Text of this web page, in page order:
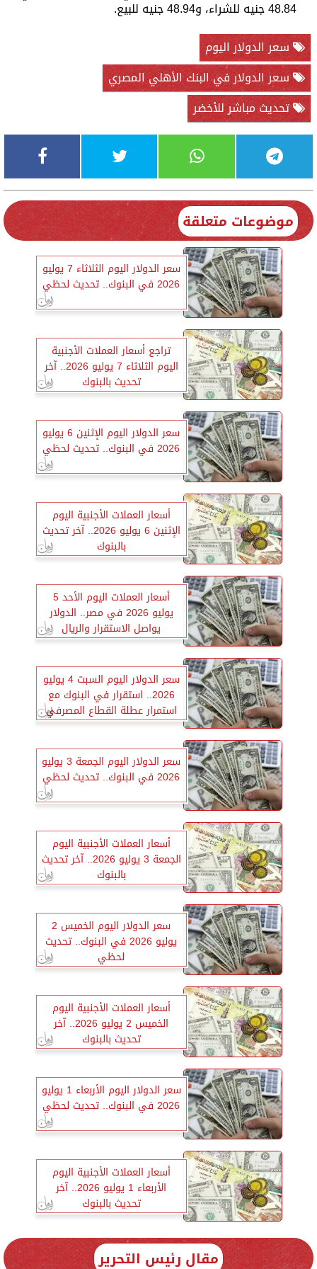
48.84 جنيه للشراء، و48.94 جنيه للبيع.
سعر الدولار اليوم
سعر الدولار في البنك الأهلي المصري
تحديث مباشر للأخضر
موضوعات متعلقة
سعر الدولار اليوم الثلاثاء 7 يوليو
2026 في البنوك.. تحديث لحظي
تراجع أسعار العملات الأجنبية
اليوم الثلاثاء 7 يوليو 2026.. آخر
تحديث بالبنوك
سعر الدولار اليوم الإثنين 6 يوليو
2026 في البنوك.. تحديث لحظي
أسعار العملات الأجنبية اليوم
الإثنين 6 يوليو 2026.. آخر تحديث
بالبنوك
أسعار العملات اليوم الأحد 5
يوليو 2026 في مصر.. الدولار
يواصل الاستقرار والريال
السعودي عند 13.03 جنيه
سعر الدولار اليوم السبت 4 يوليو
2026.. استقرار في البنوك مع
استمرار عطلة القطاع المصرفي
سعر الدولار اليوم الجمعة 3 يوليو
2026 في البنوك.. تحديث لحظي
أسعار العملات الأجنبية اليوم
الجمعة 3 يوليو 2026.. آخر تحديث
بالبنوك
سعر الدولار اليوم الخميس 2
يوليو 2026 في البنوك.. تحديث
لحظي
أسعار العملات الأجنبية اليوم
الخميس 2 يوليو 2026.. آخر
تحديث بالبنوك
سعر الدولار اليوم الأربعاء 1 يوليو
2026 في البنوك.. تحديث لحظي
أسعار العملات الأجنبية اليوم
الأربعاء 1 يوليو 2026.. آخر
تحديث بالبنوك
مقال رئيس التحرير